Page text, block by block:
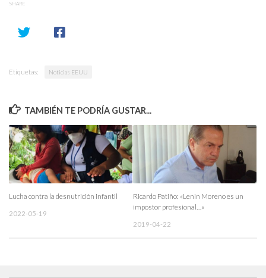
SHARE
Etiquetas: Noticias EEUU
TAMBIÉN TE PODRÍA GUSTAR...
Lucha contra la desnutrición infantil
2022-05-19
Ricardo Patiño: «Lenin Moreno es un
impostor profesional…»
2019-04-22